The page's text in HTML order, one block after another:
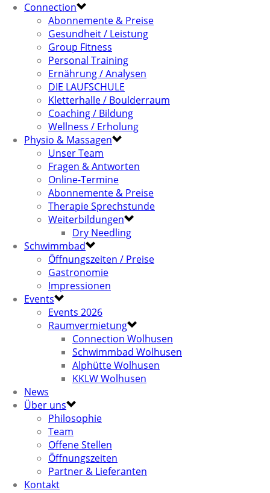
Connection
Abonnemente & Preise
Gesundheit / Leistung
Group Fitness
Personal Training
Ernährung / Analysen
DIE LAUFSCHULE
Kletterhalle / Boulderraum
Coaching / Bildung
Wellness / Erholung
Physio & Massagen
Unser Team
Fragen & Antworten
Online-Termine
Abonnemente & Preise
Therapie Sprechstunde
Weiterbildungen
Dry Needling
Schwimmbad
Öffnungszeiten / Preise
Gastronomie
Impressionen
Events
Events 2026
Raumvermietung
Connection Wolhusen
Schwimmbad Wolhusen
Alphütte Wolhusen
KKLW Wolhusen
News
Über uns
Philosophie
Team
Offene Stellen
Öffnungszeiten
Partner & Lieferanten
Kontakt